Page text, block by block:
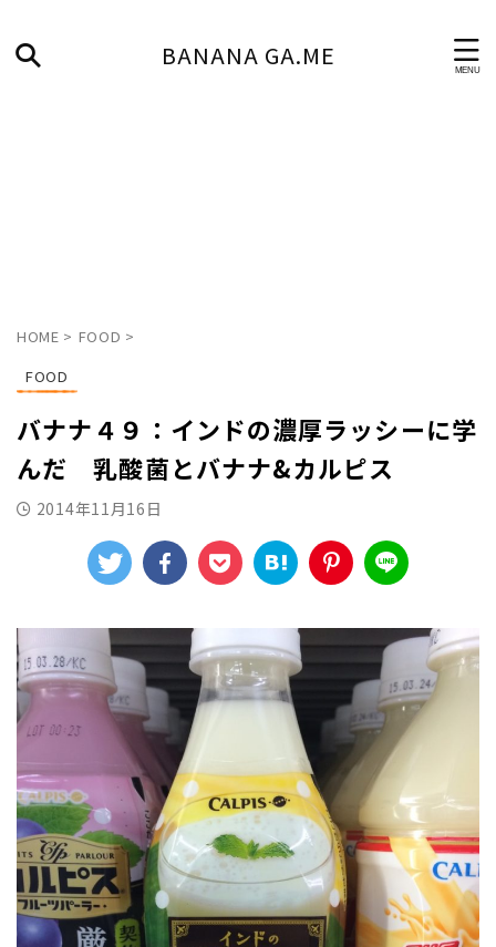
BANANA GA.ME
HOME > FOOD >
FOOD
バナナ４９：インドの濃厚ラッシーに学
んだ 乳酸菌とバナナ&カルピス
2014年11月16日